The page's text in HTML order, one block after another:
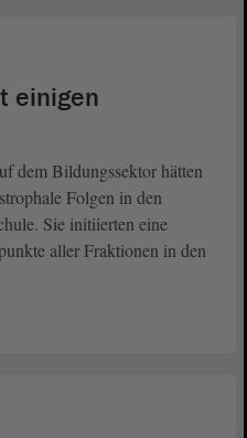
einigen
dem Bildungssektor hätten
Folgen in den
Sie initiierten eine
aller Fraktionen in den